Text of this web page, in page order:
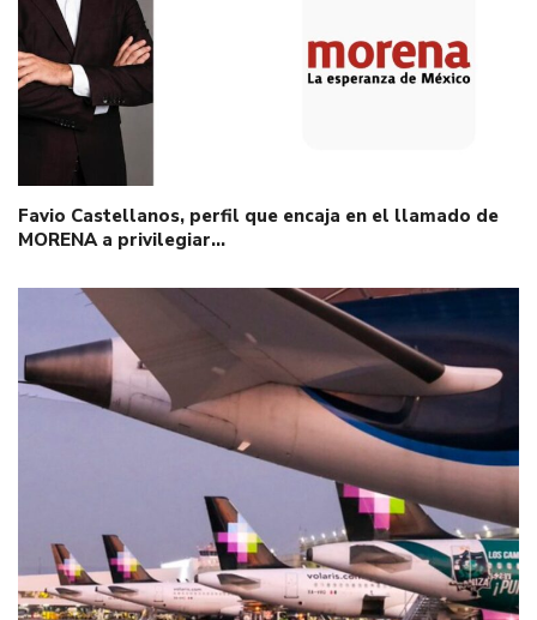
Favio Castellanos, perfil que encaja en el llamado de
MORENA a privilegiar…